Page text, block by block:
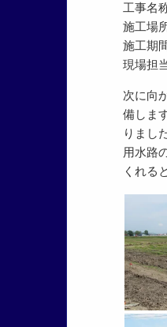
工事名
施工場
施工期
現場担
次に向
備しま
りまし
用水路
くれる